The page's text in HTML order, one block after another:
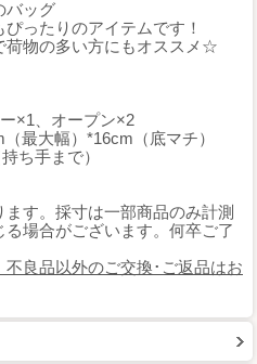
バッグ
ったりのアイテムです！
荷物の多い方にもオススメ☆
×1、オープン×2
最大幅）*16cm（底マチ）
ち手まで）
す。採寸は一部商品のみ計測
場合がございます。何卒ご了
良品以外のご交換･ご返品はお